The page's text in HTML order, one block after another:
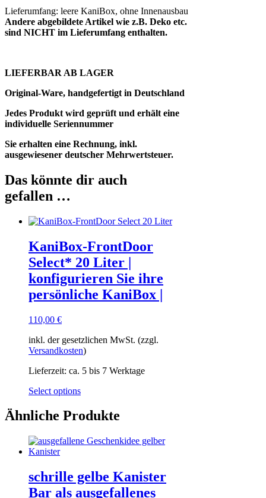
Lieferumfang: leere KaniBox, ohne Innenausbau
Andere abgebildete Artikel wie z.B. Deko etc.
sind NICHT im Lieferumfang enthalten.
LIEFERBAR AB LAGER
Original-Ware, handgefertigt in Deutschland
Jedes Produkt wird geprüft und erhält eine
individuelle Seriennummer
Sie erhalten eine Rechnung, inkl.
ausgewiesener deutscher Mehrwertsteuer.
Das könnte dir auch
gefallen …
KaniBox-FrontDoor
Select* 20 Liter |
konfigurieren Sie ihre
persönliche KaniBox |
110,00 €
inkl. der gesetzlichen MwSt. (zzgl.
Versandkosten)
Lieferzeit: ca. 5 bis 7 Werktage
Select optionsDieses
weist
mehrere
auf.
können
auf
Ähnliche Produkte
schrille gelbe Kanister
Bar als ausgefallenes